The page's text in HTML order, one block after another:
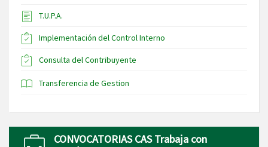
T.U.P.A.
Implementación del Control Interno
Consulta del Contribuyente
Transferencia de Gestion
CONVOCATORIAS CAS Trabaja con